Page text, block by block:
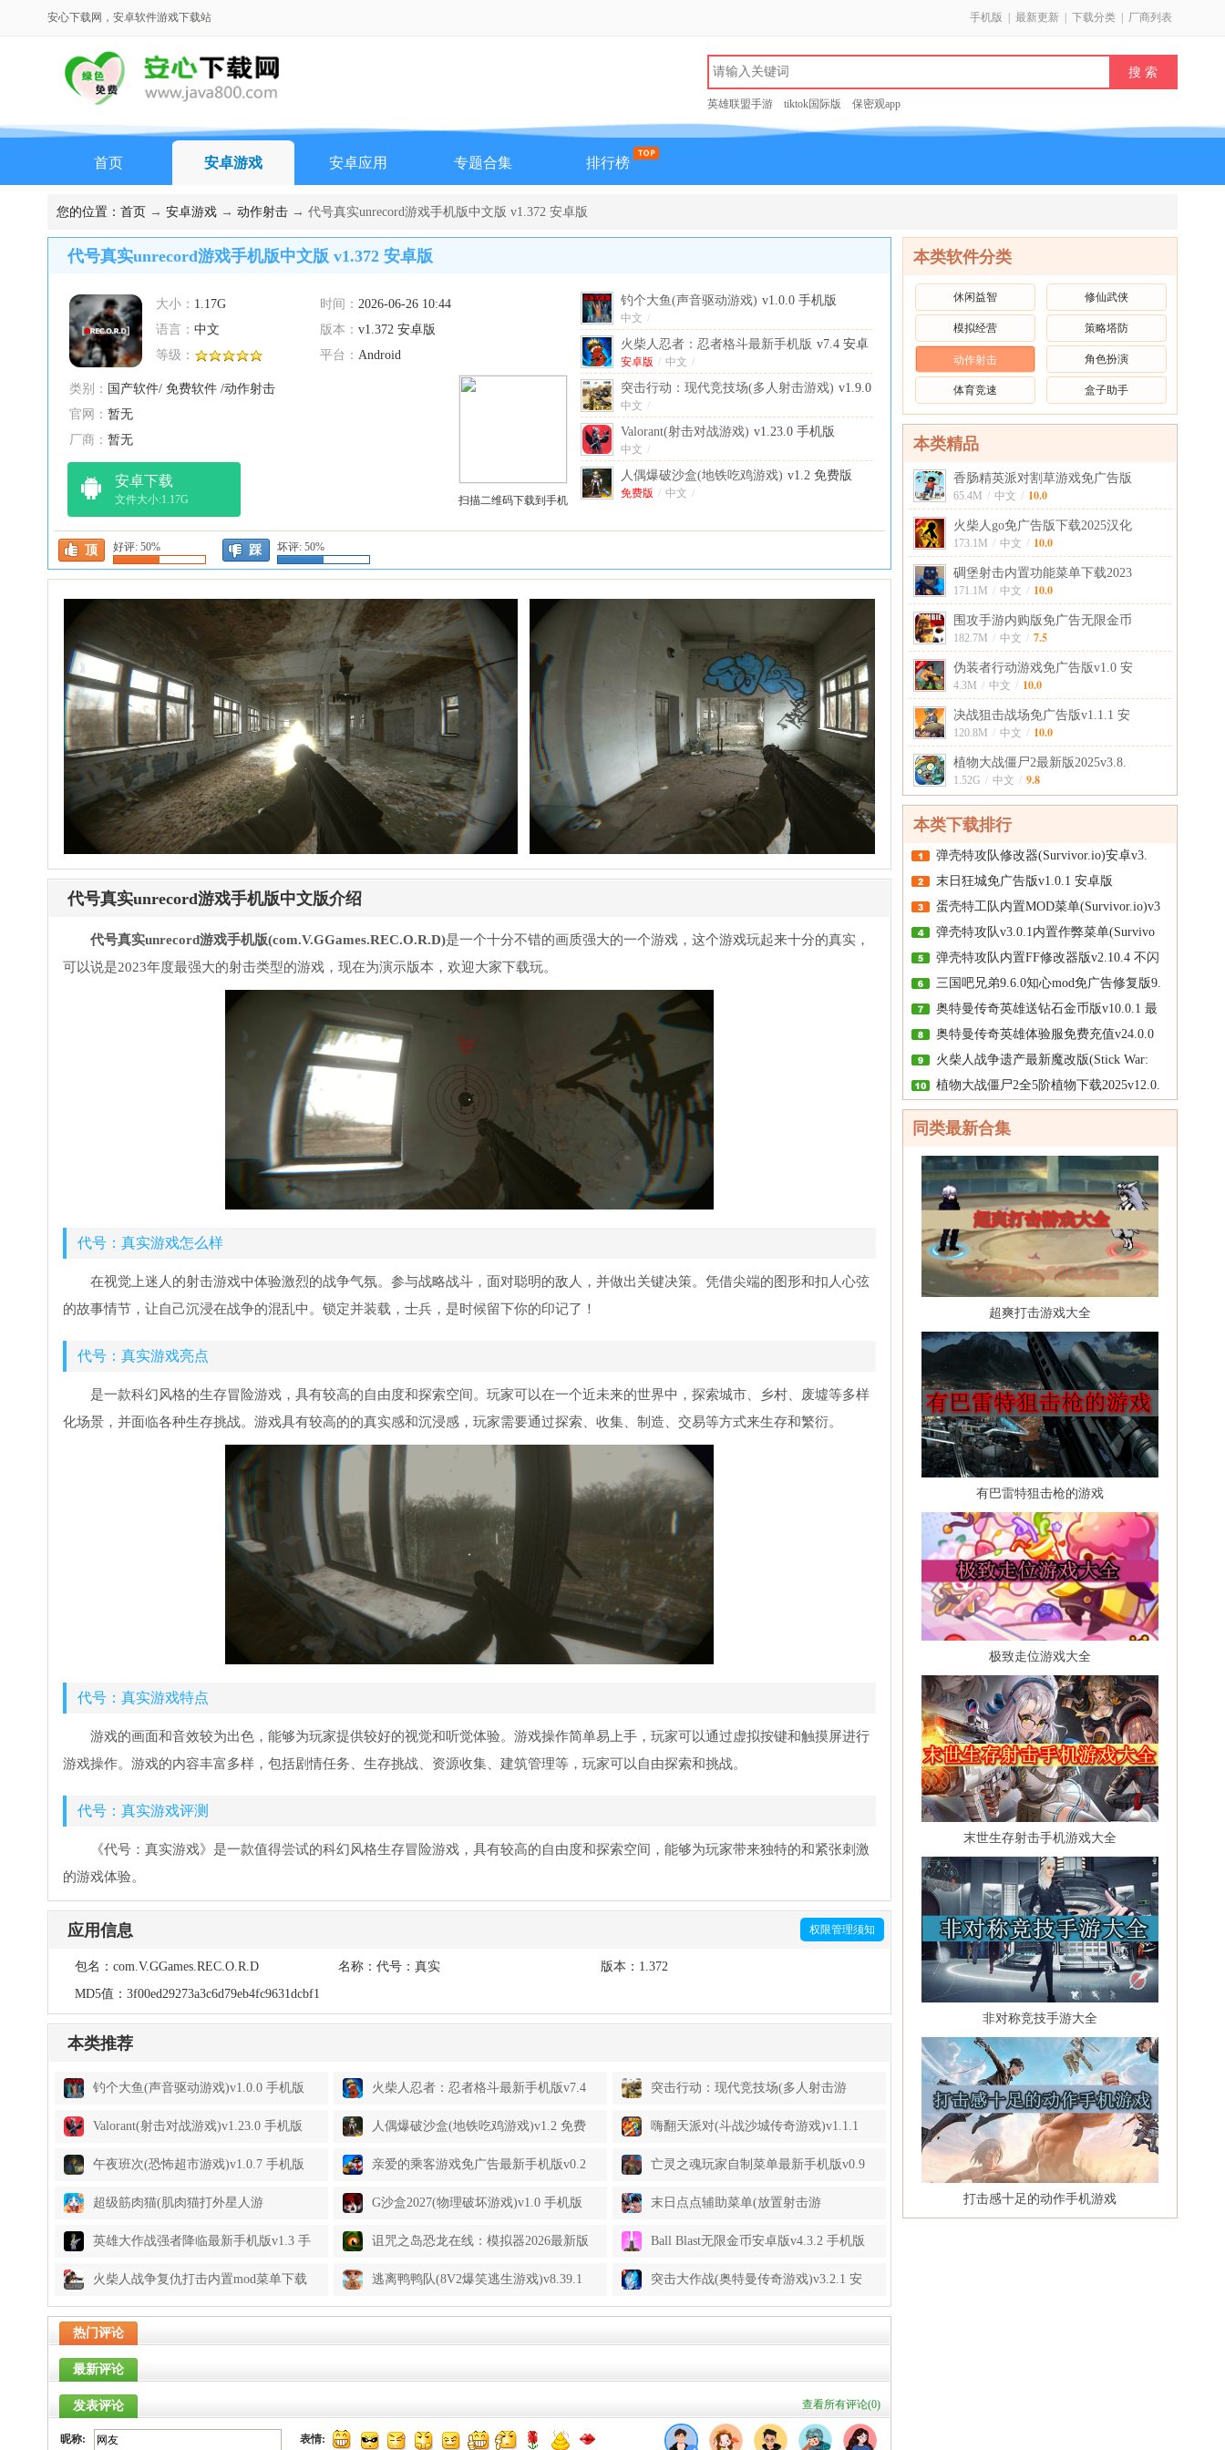
安心下载网，安卓软件游戏下载站 手机版 最新更新 下载分类 厂商列表
英雄联盟手游 tiktok国际版 保密观app
首页 安卓游戏 安卓应用 专题合集 排行榜
您的位置： 首页 → 安卓游戏 → 动作射击 → 代号真实unrecord游戏手机版中文版 v1.372 安卓版
代号真实unrecord游戏手机版中文版 v1.372 安卓版
大小： 1.17G 时间： 2026-06-26 10:44
语言： 中文 版本： v1.372 安卓版
等级：
平台： Android
类别： 国产软件/ 免费软件 /动作射击
官网： 暂无
厂商： 暂无
安卓下载
文件大小:1.17G
顶 好评: 50% 踩 坏评: 50%
钓个大鱼(声音驱动游戏) v1.0.0 手机版
中文 /
火柴人忍者：忍者格斗最新手机版 v7.4 安卓
版
安卓版 / 中文 /
突击行动：现代竞技场(多人射击游戏) v1.9.0
手机版
中文 /
Valorant(射击对战游戏) v1.23.0 手机版
中文 /
人偶爆破沙盒(地铁吃鸡游戏) v1.2 免费版
免费版 / 中文 /
扫描二维码下载到手机
代号真实unrecord游戏手机版中文版介绍
代号真实unrecord游戏手机版(com.V.GGames.REC.O.R.D)是一个十分不错的画质强大的一个游戏，这个游戏玩起来十分的真实，
可以说是2023年度最强大的射击类型的游戏，现在为演示版本，欢迎大家下载玩。
代号：真实游戏怎么样
在视觉上迷人的射击游戏中体验激烈的战争气氛。参与战略战斗，面对聪明的敌人，并做出关键决策。凭借尖端的图形和扣人心弦
的故事情节，让自己沉浸在战争的混乱中。锁定并装载，士兵，是时候留下你的印记了！
代号：真实游戏亮点
是一款科幻风格的生存冒险游戏，具有较高的自由度和探索空间。玩家可以在一个近未来的世界中，探索城市、乡村、废墟等多样
化场景，并面临各种生存挑战。游戏具有较高的的真实感和沉浸感，玩家需要通过探索、收集、制造、交易等方式来生存和繁衍。
代号：真实游戏特点
游戏的画面和音效较为出色，能够为玩家提供较好的视觉和听觉体验。游戏操作简单易上手，玩家可以通过虚拟按键和触摸屏进行
游戏操作。游戏的内容丰富多样，包括剧情任务、生存挑战、资源收集、建筑管理等，玩家可以自由探索和挑战。
代号：真实游戏评测
《代号：真实游戏》是一款值得尝试的科幻风格生存冒险游戏，具有较高的自由度和探索空间，能够为玩家带来独特的和紧张刺激
的游戏体验。
应用信息 权限管理须知
包名： com.V.GGames.REC.O.R.D 名称： 代号：真实 版本： 1.372
MD5值： 3f00ed29273a3c6d79eb4fc9631dcbf1
本类推荐
钓个大鱼(声音驱动游戏)v1.0.0 手机版 火柴人忍者：忍者格斗最新手机版v7.4
安卓版
突击行动：现代竞技场(多人射击游
戏)v1.9.0 手机版
Valorant(射击对战游戏)v1.23.0 手机版 人偶爆破沙盒(地铁吃鸡游戏)v1.2 免费
版
嗨翻天派对(斗战沙城传奇游戏)v1.1.1
安卓版
午夜班次(恐怖超市游戏)v1.0.7 手机版 亲爱的乘客游戏免广告最新手机版v0.2
安卓版
亡灵之魂玩家自制菜单最新手机版v0.9
手机版
超级筋肉猫(肌肉猫打外星人游
戏)v1.0.6 手机版
G沙盒2027(物理破坏游戏)v1.0 手机版 末日点点辅助菜单(放置射击游
戏)v0.0.15 手机版
英雄大作战强者降临最新手机版v1.3 手
机版
诅咒之岛恐龙在线：模拟器2026最新版
本v0.9.9.0.846 手机版
Ball Blast无限金币安卓版v4.3.2 手机版
火柴人战争复仇打击内置mod菜单下载
安装2026v13.2.0 安卓中文版
逃离鸭鸭队(8V2爆笑逃生游戏)v8.39.1
免费版
突击大作战(奥特曼传奇游戏)v3.2.1 安
卓版
热门评论
最新评论
发表评论 查看所有评论(0)
昵称: 表情:
本类软件分类
休闲益智 修仙武侠
模拟经营 策略塔防
动作射击 角色扮演
体育竞速 盒子助手
本类精品
香肠精英派对割草游戏免广告版
65.4M / 中文 / 10.0
火柴人go免广告版下载2025汉化
173.1M / 中文 / 10.0
碉堡射击内置功能菜单下载2023
171.1M / 中文 / 10.0
围攻手游内购版免广告无限金币
182.7M / 中文 / 7.5
伪装者行动游戏免广告版v1.0 安
4.3M / 中文 / 10.0
决战狙击战场免广告版v1.1.1 安
120.8M / 中文 / 10.0
植物大战僵尸2最新版2025v3.8.
1.52G / 中文 / 9.8
本类下载排行
弹壳特攻队修改器(Survivor.io)安卓v3.
末日狂城免广告版v1.0.1 安卓版
蛋壳特工队内置MOD菜单(Survivor.io)v3
弹壳特攻队v3.0.1内置作弊菜单(Survivo
弹壳特攻队内置FF修改器版v2.10.4 不闪
三国吧兄弟9.6.0知心mod免广告修复版9.
奥特曼传奇英雄送钻石金币版v10.0.1 最
奥特曼传奇英雄体验服免费充值v24.0.0
火柴人战争遗产最新魔改版(Stick War:
植物大战僵尸2全5阶植物下载2025v12.0.
同类最新合集
超爽打击游戏大全
有巴雷特狙击枪的游戏
极致走位游戏大全
末世生存射击手机游戏大全
非对称竞技手游大全
打击感十足的动作手机游戏